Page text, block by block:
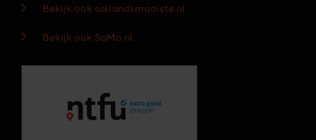
Bekijk ook sallandsmooiste.nl
Bekijk ook SaMo.nl